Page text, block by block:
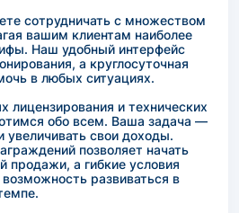
сотрудничать с множеством
вашим клиентам наиболее
Наш удобный интерфейс
а круглосуточная
в любых ситуациях.
лицензирования и технических
обо всем. Ваша задача —
увеличивать свои доходы.
позволяет начать
продажи, а гибкие условия
развиваться в